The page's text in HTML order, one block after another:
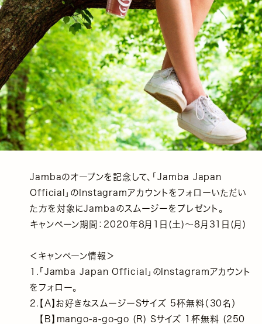
Jambaのオープンを記念して、「Jamba Japan
Official」のInstagramアカウントをフォローいただい
た方を対象にJambaのスムージーをプレゼント。
キャンペーン期間：2020年8月1日(土)～8月31日(月)
＜キャンペーン情報＞
1.「Jamba Japan Official」のInstagramアカウント
をフォロー。
2.【A】お好きなスムージーSサイズ 5杯無料（30名）
【B】mango-a-go-go (R) Sサイズ 1杯無料 (250